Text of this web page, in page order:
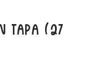
TAPA (27